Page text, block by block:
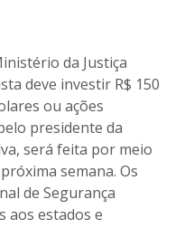
da Justiça
deve investir R$ 150
ou ações
presidente da
será feita por meio
semana. Os
de Segurança
aos estados e